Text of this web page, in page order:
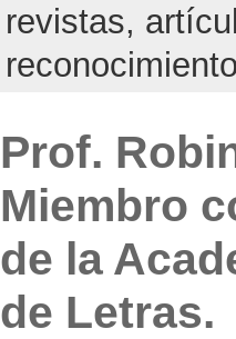
revistas,
Prof.
Miembro
de la
de Letras.